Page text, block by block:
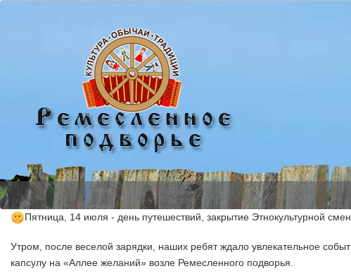
Пятница, 14 июля - день путешествий, закрытие Этнокультурной
Утром, после веселой зарядки, наших ребят ждало увлекательное
капсулу на «Аллее желаний» возле Ремесленного подворья.